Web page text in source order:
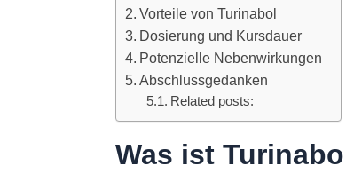
Vorteile von Turinabol
Dosierung und Kursdauer
Potenzielle Nebenwirkungen
Abschlussgedanken
Related posts:
Was ist